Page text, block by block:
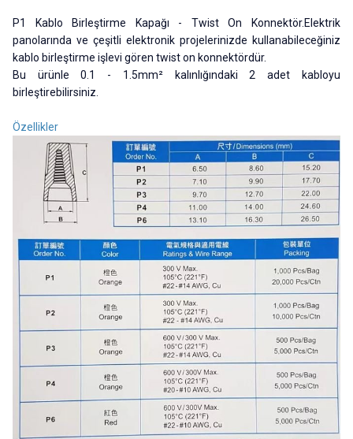
P1 Kablo Birleştirme Kapağı - Twist On Konnektör.Elektrik
panolarında ve çeşitli elektronik projelerinizde kullanabileceğiniz
kablo birleştirme işlevi gören twist on konnektördür.
Bu ürünle 0.1 - 1.5mm² kalınlığındaki 2 adet kabloyu
birleştirebilirsiniz.
Özellikler